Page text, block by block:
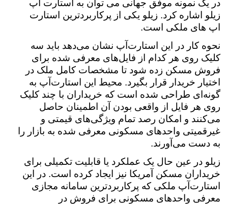
در یک نمونه موفق جهانی می توان به استارت اپ
زیلو اشاره کرد. زیلو یکی از پرکاربردترین استارت
اپ های ملکی است.
نحوه کار در این استارت‌آپ نشان می‌دهد باید سه
کلیک روی هر کدام از فایل‌های معرفی شده برای
فروش مسکن زده شود تا مشخصات کامل ملک در
اختیار خریدار قرار بگیرد. محیط این استارت‌آپ به
گونه‌ای طراحی شده است که خریداران با چند کلیک
روی هر فایل از واقعی بودن آن اطمینان حاصل
می‌کنند و امکان رصد تمام ویژگی‌های قیمتی و
غیرقمیتی واحدهای مسکونی معرفی شده به بازار را
به دست می‌آورند.
زیلو در عین حال یک عملکرد یا قابلیت تکمیلی برای
خریداران مسکن آمریکا نیز ایجاد کرده است. در این
استارت‌آپ‌ ملکی که پرکاربردترین سامانه مجازی
معرفی واحدهای مسکونی برای فروش در